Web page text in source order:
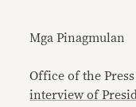
Mga Pinagmulan
Office of the
interview of